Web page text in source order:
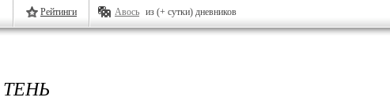
Рейтинги Авось из (+ сутки) дневников
ТЕНЬ